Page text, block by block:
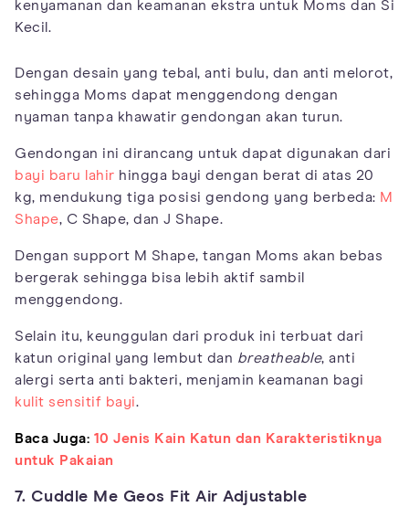
kenyamanan dan keamanan ekstra untuk Moms dan Si
Kecil.
Dengan desain yang tebal, anti bulu, dan anti melorot,
sehingga Moms dapat menggendong dengan
nyaman tanpa khawatir gendongan akan turun.
Gendongan ini dirancang untuk dapat digunakan dari
bayi baru lahir hingga bayi dengan berat di atas 20
kg, mendukung tiga posisi gendong yang berbeda: M
Shape, C Shape, dan J Shape.
Dengan support M Shape, tangan Moms akan bebas
bergerak sehingga bisa lebih aktif sambil
menggendong.
Selain itu, keunggulan dari produk ini terbuat dari
katun original yang lembut dan breatheable, anti
alergi serta anti bakteri, menjamin keamanan bagi
kulit sensitif bayi.
Baca Juga: 10 Jenis Kain Katun dan Karakteristiknya
untuk Pakaian
7. Cuddle Me Geos Fit Air Adjustable